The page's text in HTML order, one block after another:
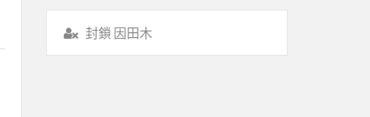
封鎖 因田木